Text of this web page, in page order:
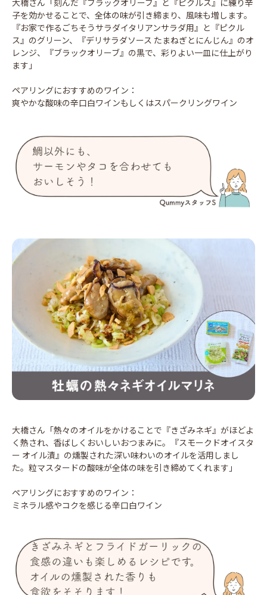
大橋さん「刻んだ『ブラックオリーブ』と『ピクルス』に練り辛
子を効かせることで、全体の味が引き締まり、風味も増します。
『お家で作るごちそうサラダイタリアンサラダ用』と『ピクル
ス』のグリーン、『デリサラダソース たまねぎとにんじん』のオ
レンジ、『ブラックオリーブ』の黒で、彩りよい一皿に仕上がり
ます」
ペアリングにおすすめのワイン：
爽やかな酸味の辛口白ワインもしくはスパークリングワイン
大橋さん「熱々のオイルをかけることで『きざみネギ』がほどよ
く熱され、香ばしくおいしいおつまみに。『スモークドオイスタ
ー オイル漬』の燻製された深い味わいのオイルを活用しまし
た。粒マスタードの酸味が全体の味を引き締めてくれます」
ペアリングにおすすめのワイン：
ミネラル感やコクを感じる辛口白ワイン